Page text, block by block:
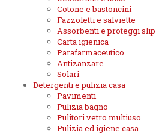
Cotone e bastoncini
Fazzoletti e salviette
Assorbenti e proteggi slip
Carta igienica
Parafarmaceutico
Antizanzare
Solari
Detergenti e pulizia casa
Pavimenti
Pulizia bagno
Pulitori vetro multiuso
Pulizia ed igiene casa